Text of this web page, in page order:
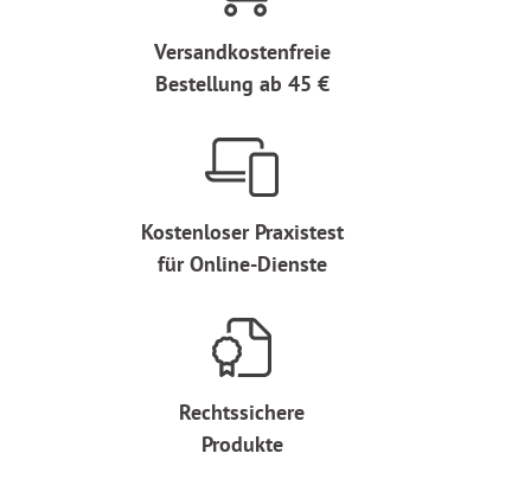
Versandkostenfreie
Bestellung ab 45 €
Kostenloser Praxistest
für Online-Dienste
Rechtssichere
Produkte